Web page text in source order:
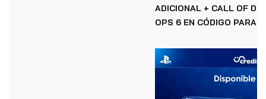
ADICIONAL + CALL OF
OPS 6 EN CÓDIGO PARA